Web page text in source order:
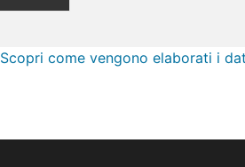
Scopri come vengono elaborati i